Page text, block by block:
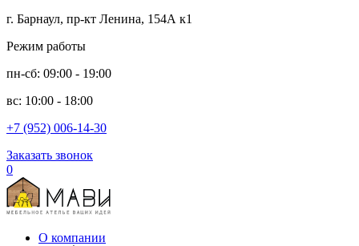
г. Барнаул, пр-кт Ленина, 154А к1
Режим работы
пн-сб: 09:00 - 19:00
вс: 10:00 - 18:00
+7 (952) 006-14-30
Заказать звонок
0
О компании